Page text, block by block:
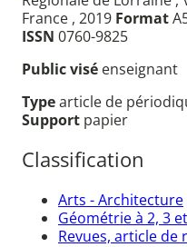
France , 2019 Format
ISSN 0760-9825
Public visé enseignant
Typearticle de
Support papier
Classification
Arts - Architecture
Géométrie à 2, 3
Revues, article de